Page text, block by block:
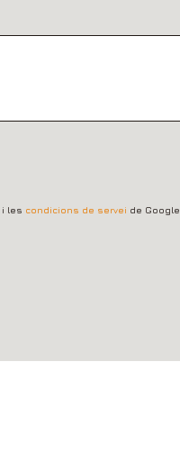
i les condicions de servei de Google.